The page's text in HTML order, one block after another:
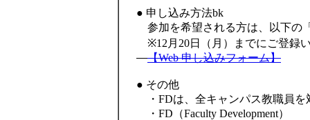
● 申し込み方法bk
参加を希望される方は、以下の
※12月20日（月）までにご登録
【Web 申し込みフォーム】
● その他
・FDは、全キャンパス教職員を
・FD（Faculty Development）